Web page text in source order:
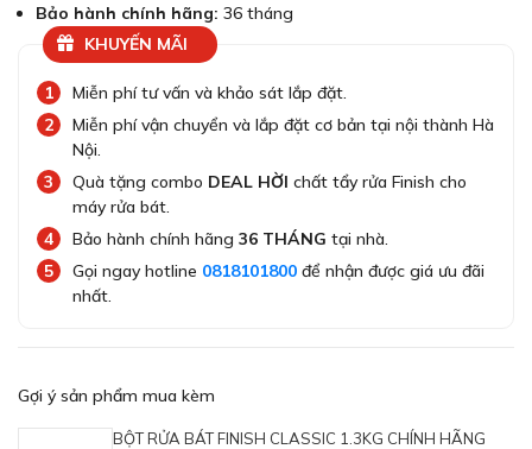
Bảo hành chính hãng: 36 tháng
KHUYẾN MÃI
Miễn phí tư vấn và khảo sát lắp đặt.
Miễn phí vận chuyển và lắp đặt cơ bản tại nội thành Hà
Nội.
Quà tặng combo DEAL HỜI chất tẩy rửa Finish cho
máy rửa bát.
Bảo hành chính hãng 36 THÁNG tại nhà.
Gọi ngay hotline 0818101800 để nhận được giá ưu đãi
nhất.
Gợi ý sản phẩm mua kèm
BỘT RỬA BÁT FINISH CLASSIC 1.3KG CHÍNH HÃNG